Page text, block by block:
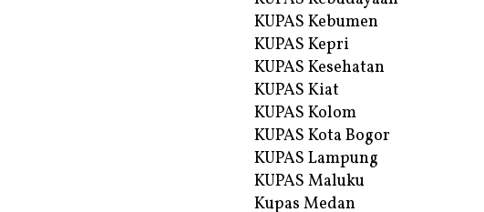
KUPAS Kebumen
KUPAS Kepri
KUPAS Kesehatan
KUPAS Kiat
KUPAS Kolom
KUPAS Kota Bogor
KUPAS Lampung
KUPAS Maluku
Kupas Medan